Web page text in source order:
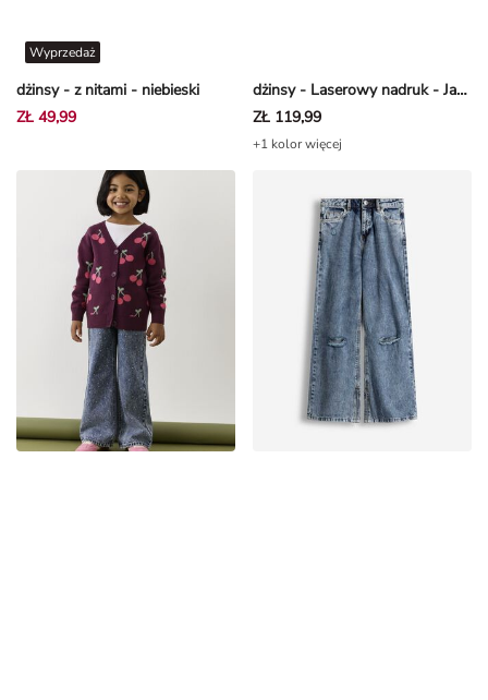
dżinsy - z nitami - niebieski
Wyprzedaż
ZŁ 49,99
dżinsy - Laserowy nadruk - Jasnoniebieski
ZŁ 119,99
+1 kolor więcej